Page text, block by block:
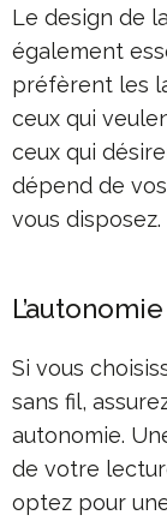
Le design de
également
préfèrent les
ceux qui
ceux qui
dépend de
vous disposez.
L’autonomie
Si vous
sans fil,
autonomie.
de votre
optez pour